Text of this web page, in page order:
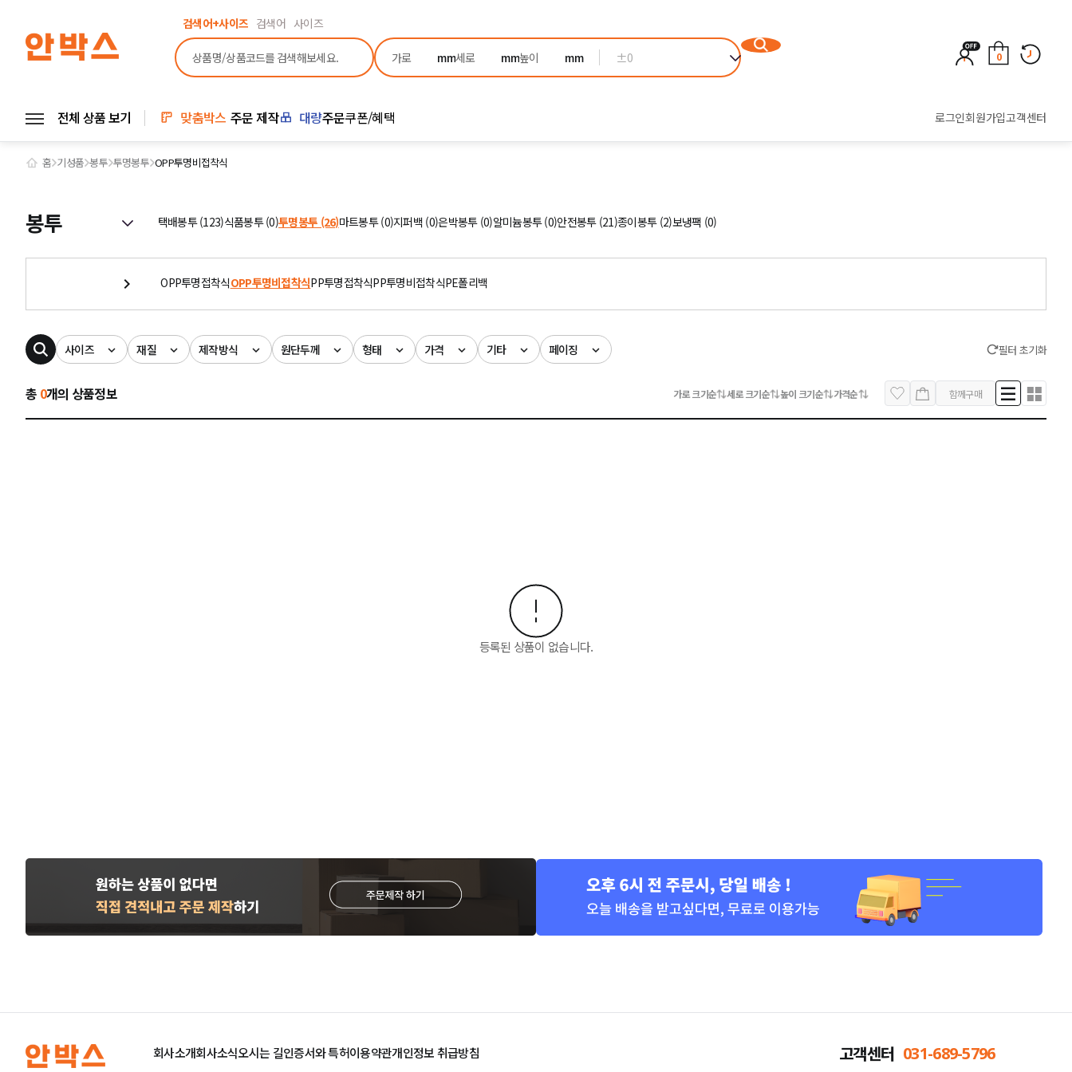
검색어+사이즈 검색어 사이즈
±0 0
전체 상품 보기 맞춤박스 주문 제작 대량주문쿠폰/혜택 로그인회원가입고객센터
홈 기성품 봉투 투명봉투 OPP투명비접착식
봉투 택배봉투 (123)식품봉투 (0)투명봉투 (26)마트봉투 (0)지퍼백 (0)은박봉투 (0)알미늄봉투 (0)안전봉투 (21)종이봉투 (2)보냉팩 (0)
OPP투명접착식OPP투명비접착식PP투명접착식PP투명비접착식PE폴리백
사이즈 재질 제작방식 원단두께 형태 가격 기타 페이징 필터 초기화
총 0개의 상품정보 가로 크기순 세로 크기순 높이 크기순 가격순 함께구매
등록된 상품이 없습니다.
회사소개회사소식오시는 길인증서와 특허이용약관개인정보 취급방침 고객센터 031-689-5796